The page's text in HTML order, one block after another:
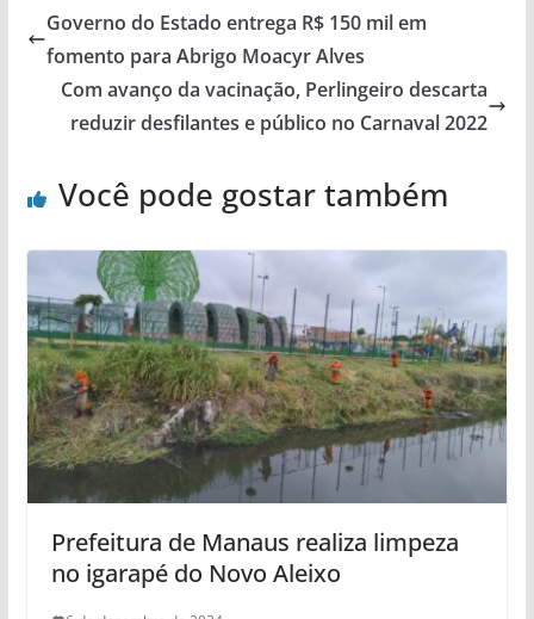
Governo do Estado entrega R$ 150 mil em
fomento para Abrigo Moacyr Alves
Com avanço da vacinação, Perlingeiro descarta
reduzir desfilantes e público no Carnaval 2022
Você pode gostar também
Prefeitura de Manaus realiza limpeza
no igarapé do Novo Aleixo